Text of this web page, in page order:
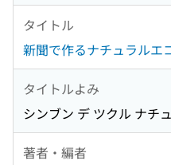
タイトル
新聞で作るナチュラルエ
タイトルよみ
シンブン デ ツクル ナチ
著者・編者